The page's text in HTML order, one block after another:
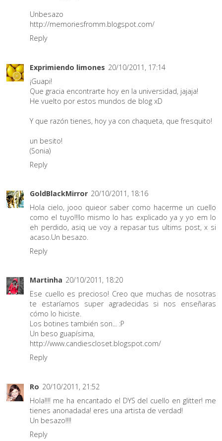
Unbesazo
http://memoriesfromm.blogspot.com/
Reply
Exprimiendo limones 20/10/2011, 17:14
¡Guapi!
Que gracia encontrarte hoy en la universidad, jajaja!
He vuelto por estos mundos de blog xD
Y que razón tienes, hoy ya con chaqueta, que fresquito!
un besito!
(Sonia)
Reply
GoldBlackMirror 20/10/2011, 18:16
Hola cielo, jooo quieor saber como hacerme un cuello
como el tuyo!!!lo mismo lo has explicado ya y yo em lo
eh perdido, asiq ue voy a repasar tus ultims post, x si
acaso.Un besazo.
Reply
Martinha 20/10/2011, 18:20
Ese cuello es precioso! Creo que muchas de nosotras
te estaríamos super agradecidas si nos enseñaras
cómo lo hiciste.
Los botines también son... :P
Un beso guapísima,
http://www.candiescloset.blogspot.com/
Reply
Ro 20/10/2011, 21:52
Hola!!!! me ha encantado el DYS del cuello en glitter! me
tienes anonadada! eres una artista de verdad!
Un besazo!!!!
Reply